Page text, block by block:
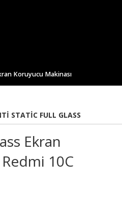
Koruyucu Makinası
STATIC FULL GLASS
Ekran
10C